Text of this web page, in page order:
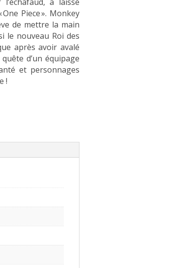
Piece ». Monkey
de mettre la main
le nouveau Roi des
après avoir avalé
d’un équipage
et personnages
!